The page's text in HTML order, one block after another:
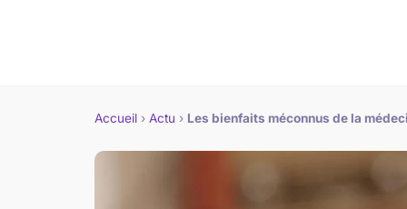
Accueil › Actu › Les bienfaits méconnus de la